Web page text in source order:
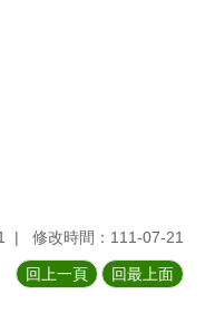
修改時間：111-07-21
回上一頁 回最上面